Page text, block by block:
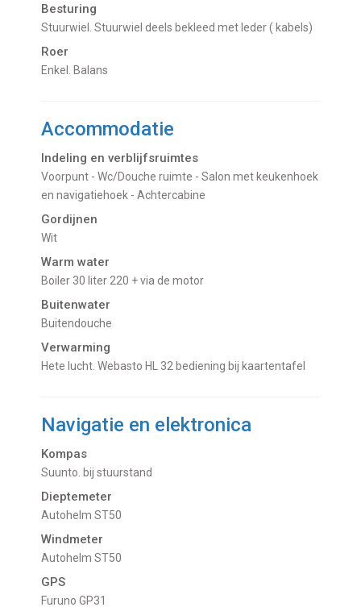
Besturing
Stuurwiel. Stuurwiel deels bekleed met leder ( kabels)
Roer
Enkel. Balans
Accommodatie
Indeling en verblijfsruimtes
Voorpunt - Wc/Douche ruimte - Salon met keukenhoek
en navigatiehoek - Achtercabine
Gordijnen
Wit
Warm water
Boiler 30 liter 220 + via de motor
Buitenwater
buitendouche
Verwarming
hete lucht. Webasto HL 32 bediening bij kaartentafel
Navigatie en elektronica
Kompas
Suunto. bij stuurstand
Dieptemeter
Autohelm ST50
Windmeter
Autohelm ST50
GPS
Furuno GP31